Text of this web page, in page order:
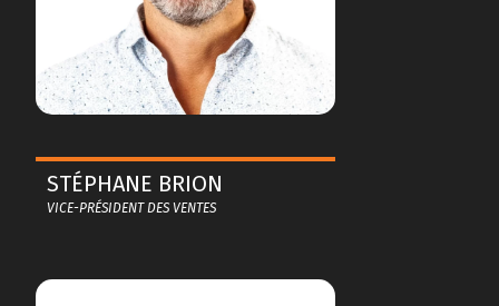
STÉPHANE BRION
VICE-PRÉSIDENT DES VENTES